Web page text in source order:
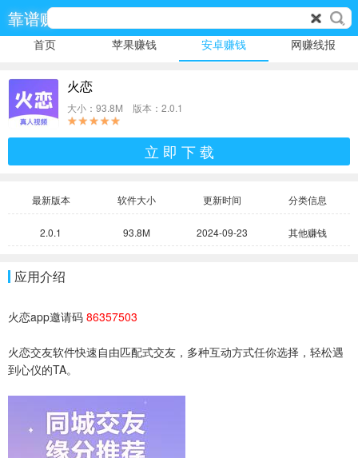
靠谱赚
首页 苹果赚钱 安卓赚钱 网赚线报
火恋
大小：93.8M 版本：2.0.1
立 即 下 载
最新版本 软件大小 更新时间 分类信息
2.0.1 93.8M 2024-09-23 其他赚钱
应用介绍
火恋app邀请码 86357503
火恋交友软件快速自由匹配式交友，多种互动方式任你选择，轻松遇
到心仪的TA。